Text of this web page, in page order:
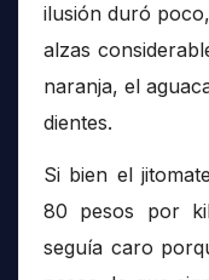
ilusión duró
alzas
naranja, el
dientes.
Si bien el
80 pesos por
seguía caro